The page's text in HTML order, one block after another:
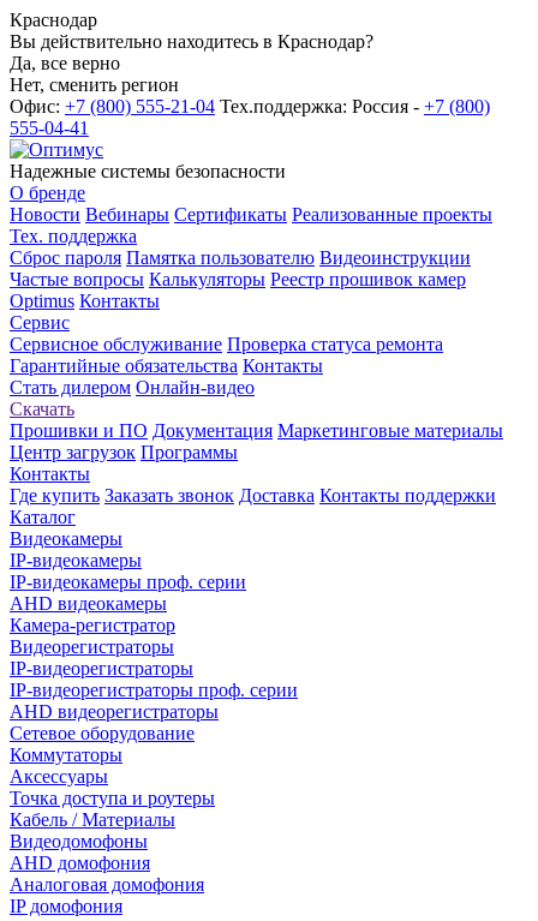
Краснодар
Вы действительно находитесь в Краснодар?
Да, все верно
Нет, сменить регион
Офис: +7 (800) 555-21-04 Тех.поддержка: Россия - +7 (800)
555-04-41
Надежные системы безопасности
О бренде
Новости Вебинары Сертификаты Реализованные проекты
Тех. поддержка
Сброс пароля Памятка пользователю Видеоинструкции
Частые вопросы Калькуляторы Реестр прошивок камер
Optimus Контакты
Сервис
Сервисное обслуживание Проверка статуса ремонта
Гарантийные обязательства Контакты
Стать дилером Онлайн-видео
Скачать
Прошивки и ПО Документация Маркетинговые материалы
Центр загрузок Программы
Контакты
Где купить Заказать звонок Доставка Контакты поддержки
Каталог
Видеокамеры
IP-видеокамеры
IP-видеокамеры проф. серии
AHD видеокамеры
Камера-регистратор
Видеорегистраторы
IP-видеорегистраторы
IP-видеорегистраторы проф. серии
AHD видеорегистраторы
Сетевое оборудование
Коммутаторы
Аксессуары
Точка доступа и роутеры
Кабель / Материалы
Видеодомофоны
AHD домофония
Аналоговая домофония
IP домофония